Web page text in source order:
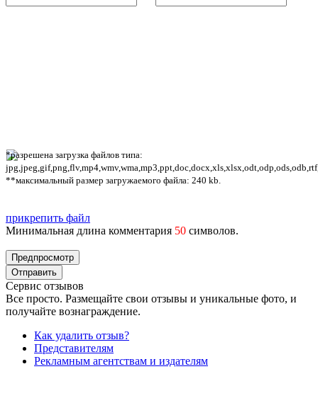
*разрешена загрузка файлов типа:
**максимальный размер загружаемого файла: 240 kb.
прикрепить файл
Минимальная длина комментария 50 символов.
Сервис отзывов
Все просто. Размещайте свои отзывы и уникальные фото, и
получайте вознаграждение.
Как удалить отзыв?
Представителям
Рекламным агентствам и издателям